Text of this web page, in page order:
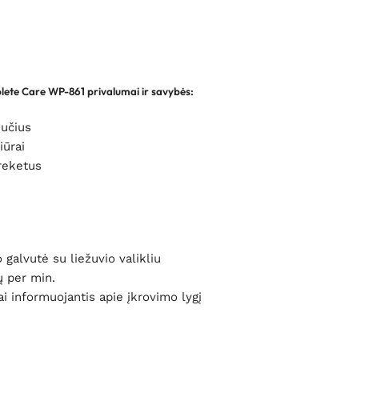
Care WP-861 privalumai ir savybės:
galvutė su liežuvio valikliu
per min.
informuojantis apie įkrovimo lygį